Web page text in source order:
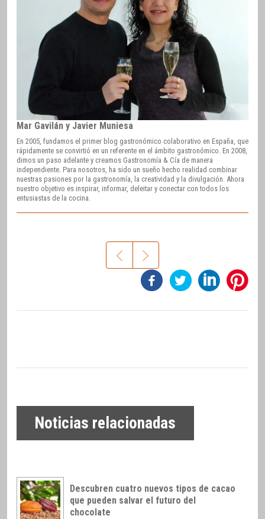
Mar Gavilán y Javier Muniesa
En 2005, fundamos el primer blog gastronómico colaborativo en España, que
rápidamente se convirtió en un referente en el ámbito gastronómico. En 2008,
dimos un paso adelante y creamos Gastronomía & Cía de manera
independiente. Para nosotros, ha sido un sueño hecho realidad combinar
nuestras pasiones por la gastronomía, la creatividad y la divulgación. Ahora
nuestro objetivo es inspirar, informar, deleitar y conectar con todos los
entusiastas de la cocina.
Noticias relacionadas
Descubren cuatro nuevos tipos de cacao
que pueden salvar el futuro del
chocolate